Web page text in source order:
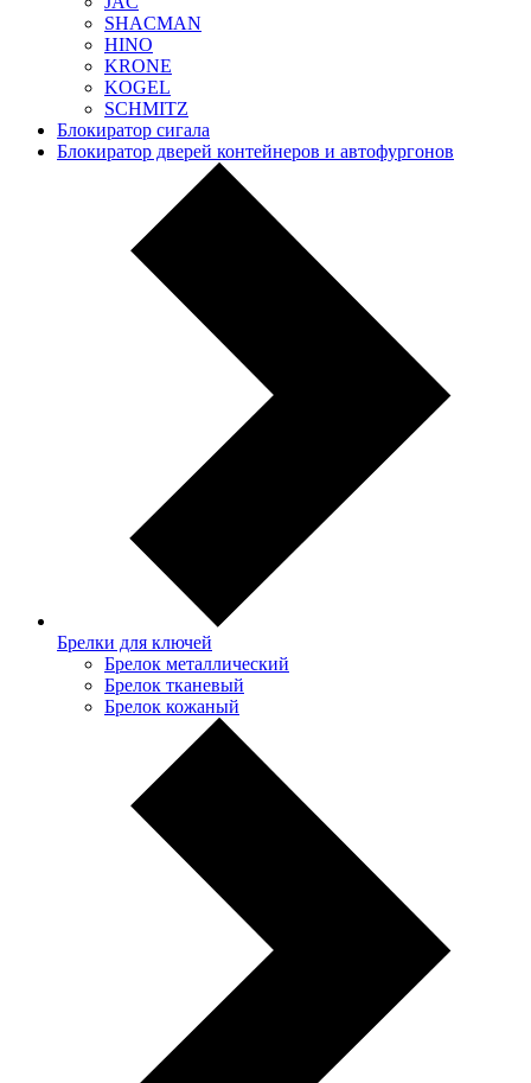
SHACMAN
HINO
KRONE
KOGEL
SCHMITZ
Блокиратор сигала
Блокиратор дверей контейнеров и автофургонов
Брелки для ключей
Брелок металлический
Брелок тканевый
Брелок кожаный